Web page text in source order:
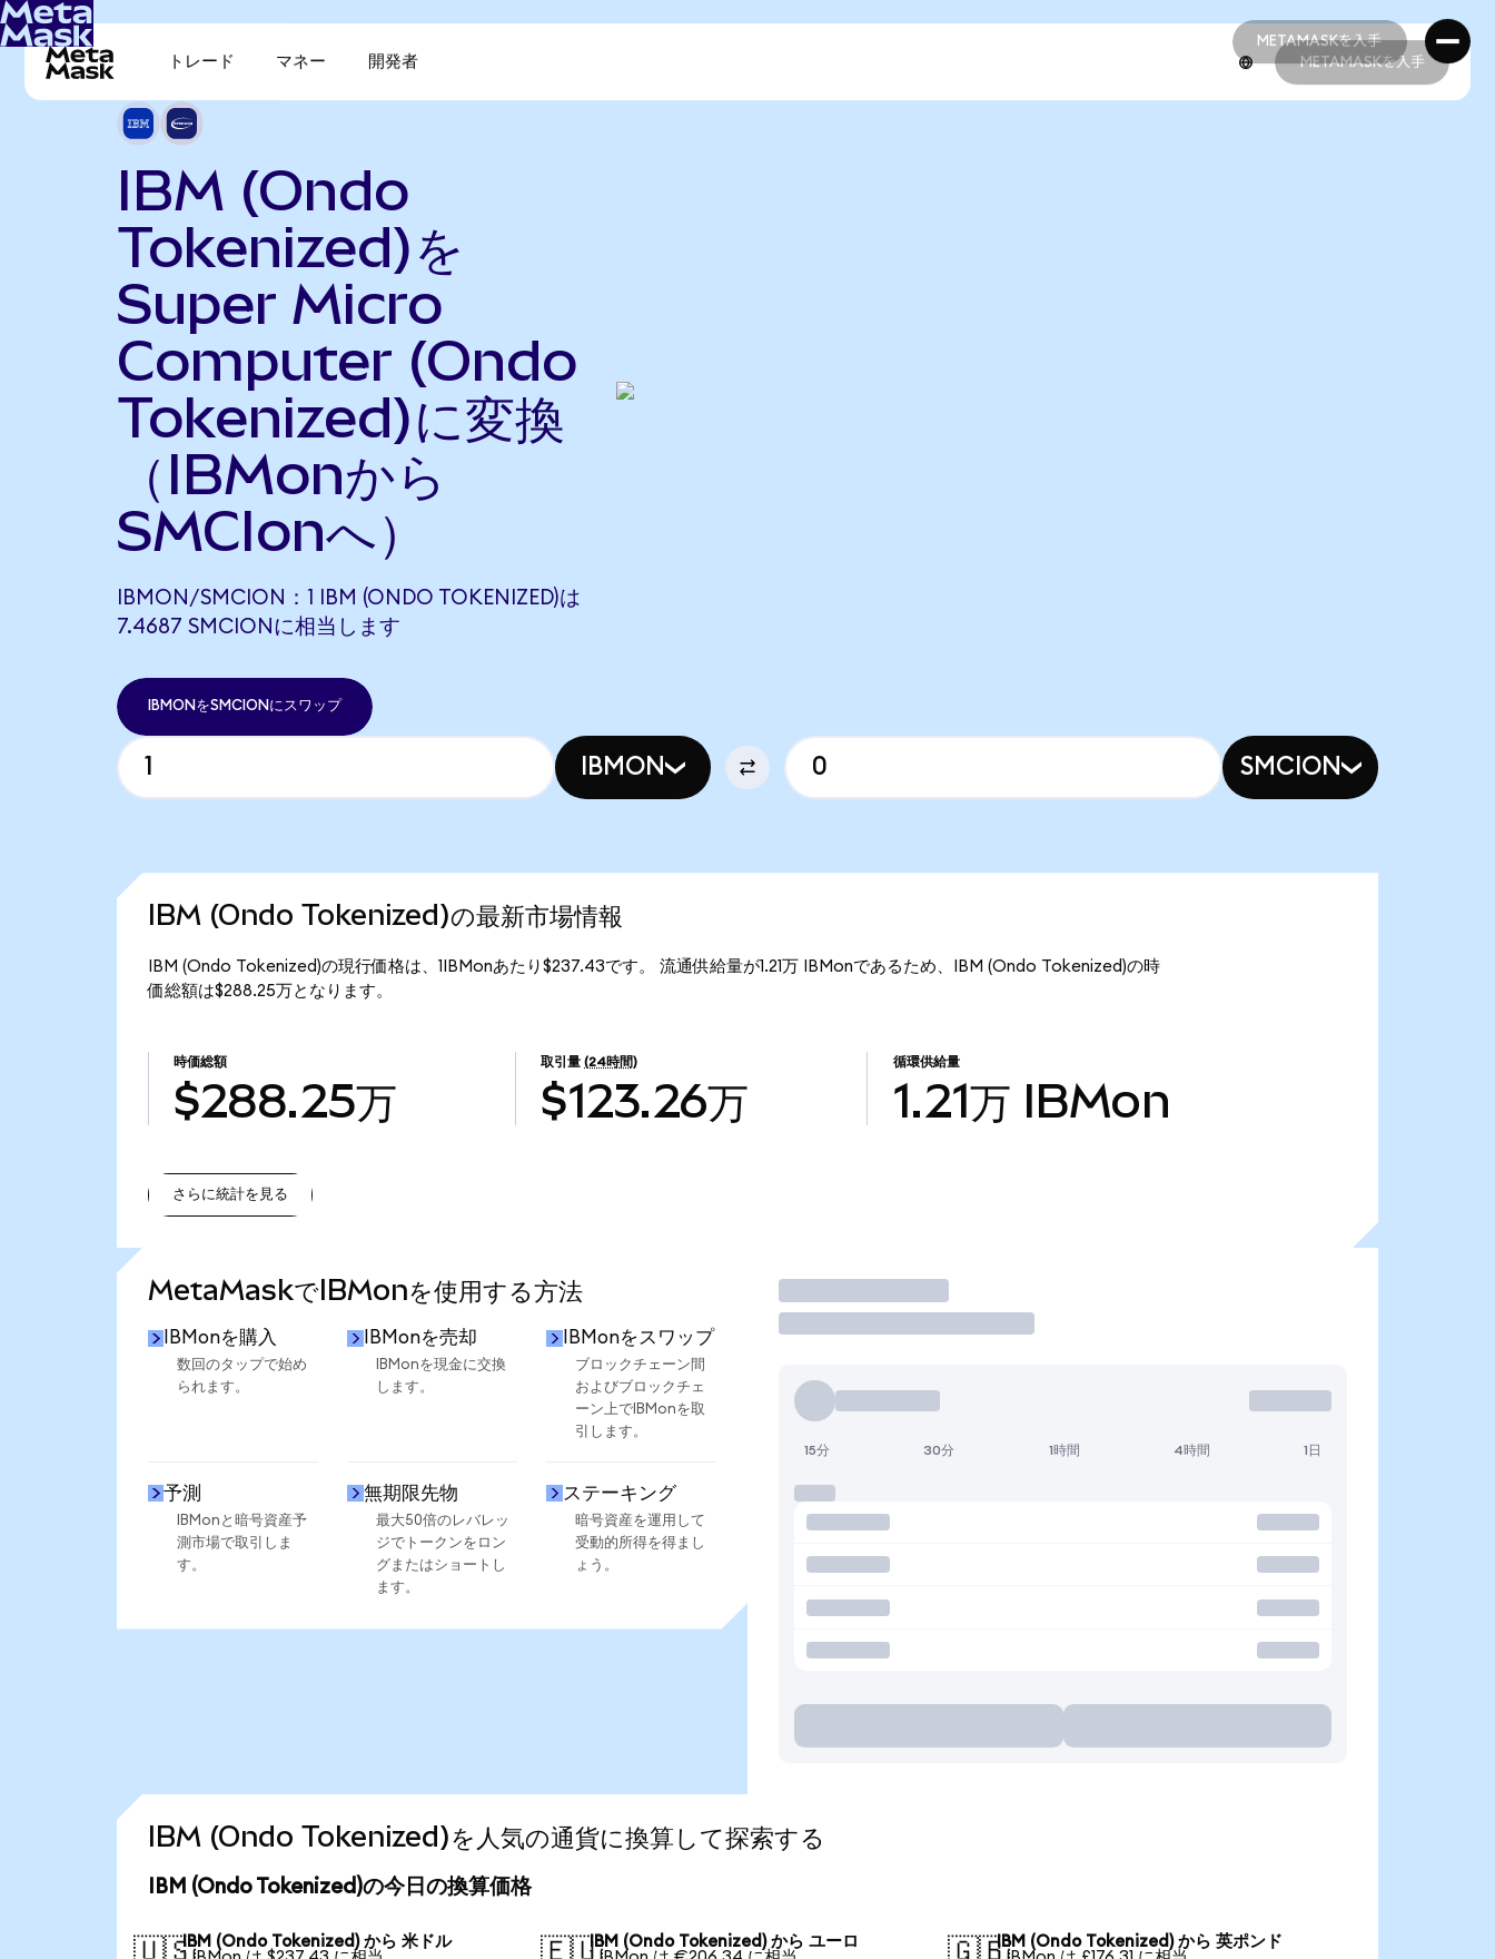
METAMASKを入手
METAMASKを入手
トレード マネー 開発者 METAMASKを入手
IBM (Ondo
Tokenized)を
Super Micro
Computer (Ondo
Tokenized)に変換
（IBMonから
SMCIonへ）
IBMON/SMCION：1 IBM (ONDO TOKENIZED)は
7.4687 SMCIONに相当します
IBMONをSMCIONにスワップ
IBMON SMCION
IBM (Ondo Tokenized)の最新市場情報
IBM (Ondo Tokenized)の現行価格は、1IBMonあたり$237.43です。 流通供給量が1.21万 IBMonであるため、IBM (Ondo Tokenized)の時
価総額は$288.25万となります。
時価総額
$288.25万
取引量 (24時間)
$123.26万
循環供給量
1.21万 IBMon
さらに統計を見る
MetaMaskでIBMonを使用する方法
IBMonを購入
数回のタップで始め
られます。
IBMonを売却
IBMonを現金に交換
します。
IBMonをスワップ
ブロックチェーン間
およびブロックチェ
ーン上でIBMonを取
引します。
予測
IBMonと暗号資産予
測市場で取引しま
す。
無期限先物
最大50倍のレバレッ
ジでトークンをロン
グまたはショートし
ます。
ステーキング
暗号資産を運用して
受動的所得を得まし
ょう。
取引
15分 30分 1時間 4時間 1日
IBM (Ondo Tokenized)を人気の通貨に換算して探索する
IBM (Ondo Tokenized)の今日の換算価格
🇺🇸IBM (Ondo Tokenized) から 米ドル
🇪🇺IBM (Ondo Tokenized) から ユーロ
🇬🇧IBM (Ondo Tokenized) から 英ポンド